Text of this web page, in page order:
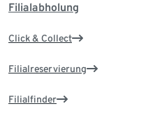
Filialabholung
Click & Collect
Filialreservierung
Filialfinder